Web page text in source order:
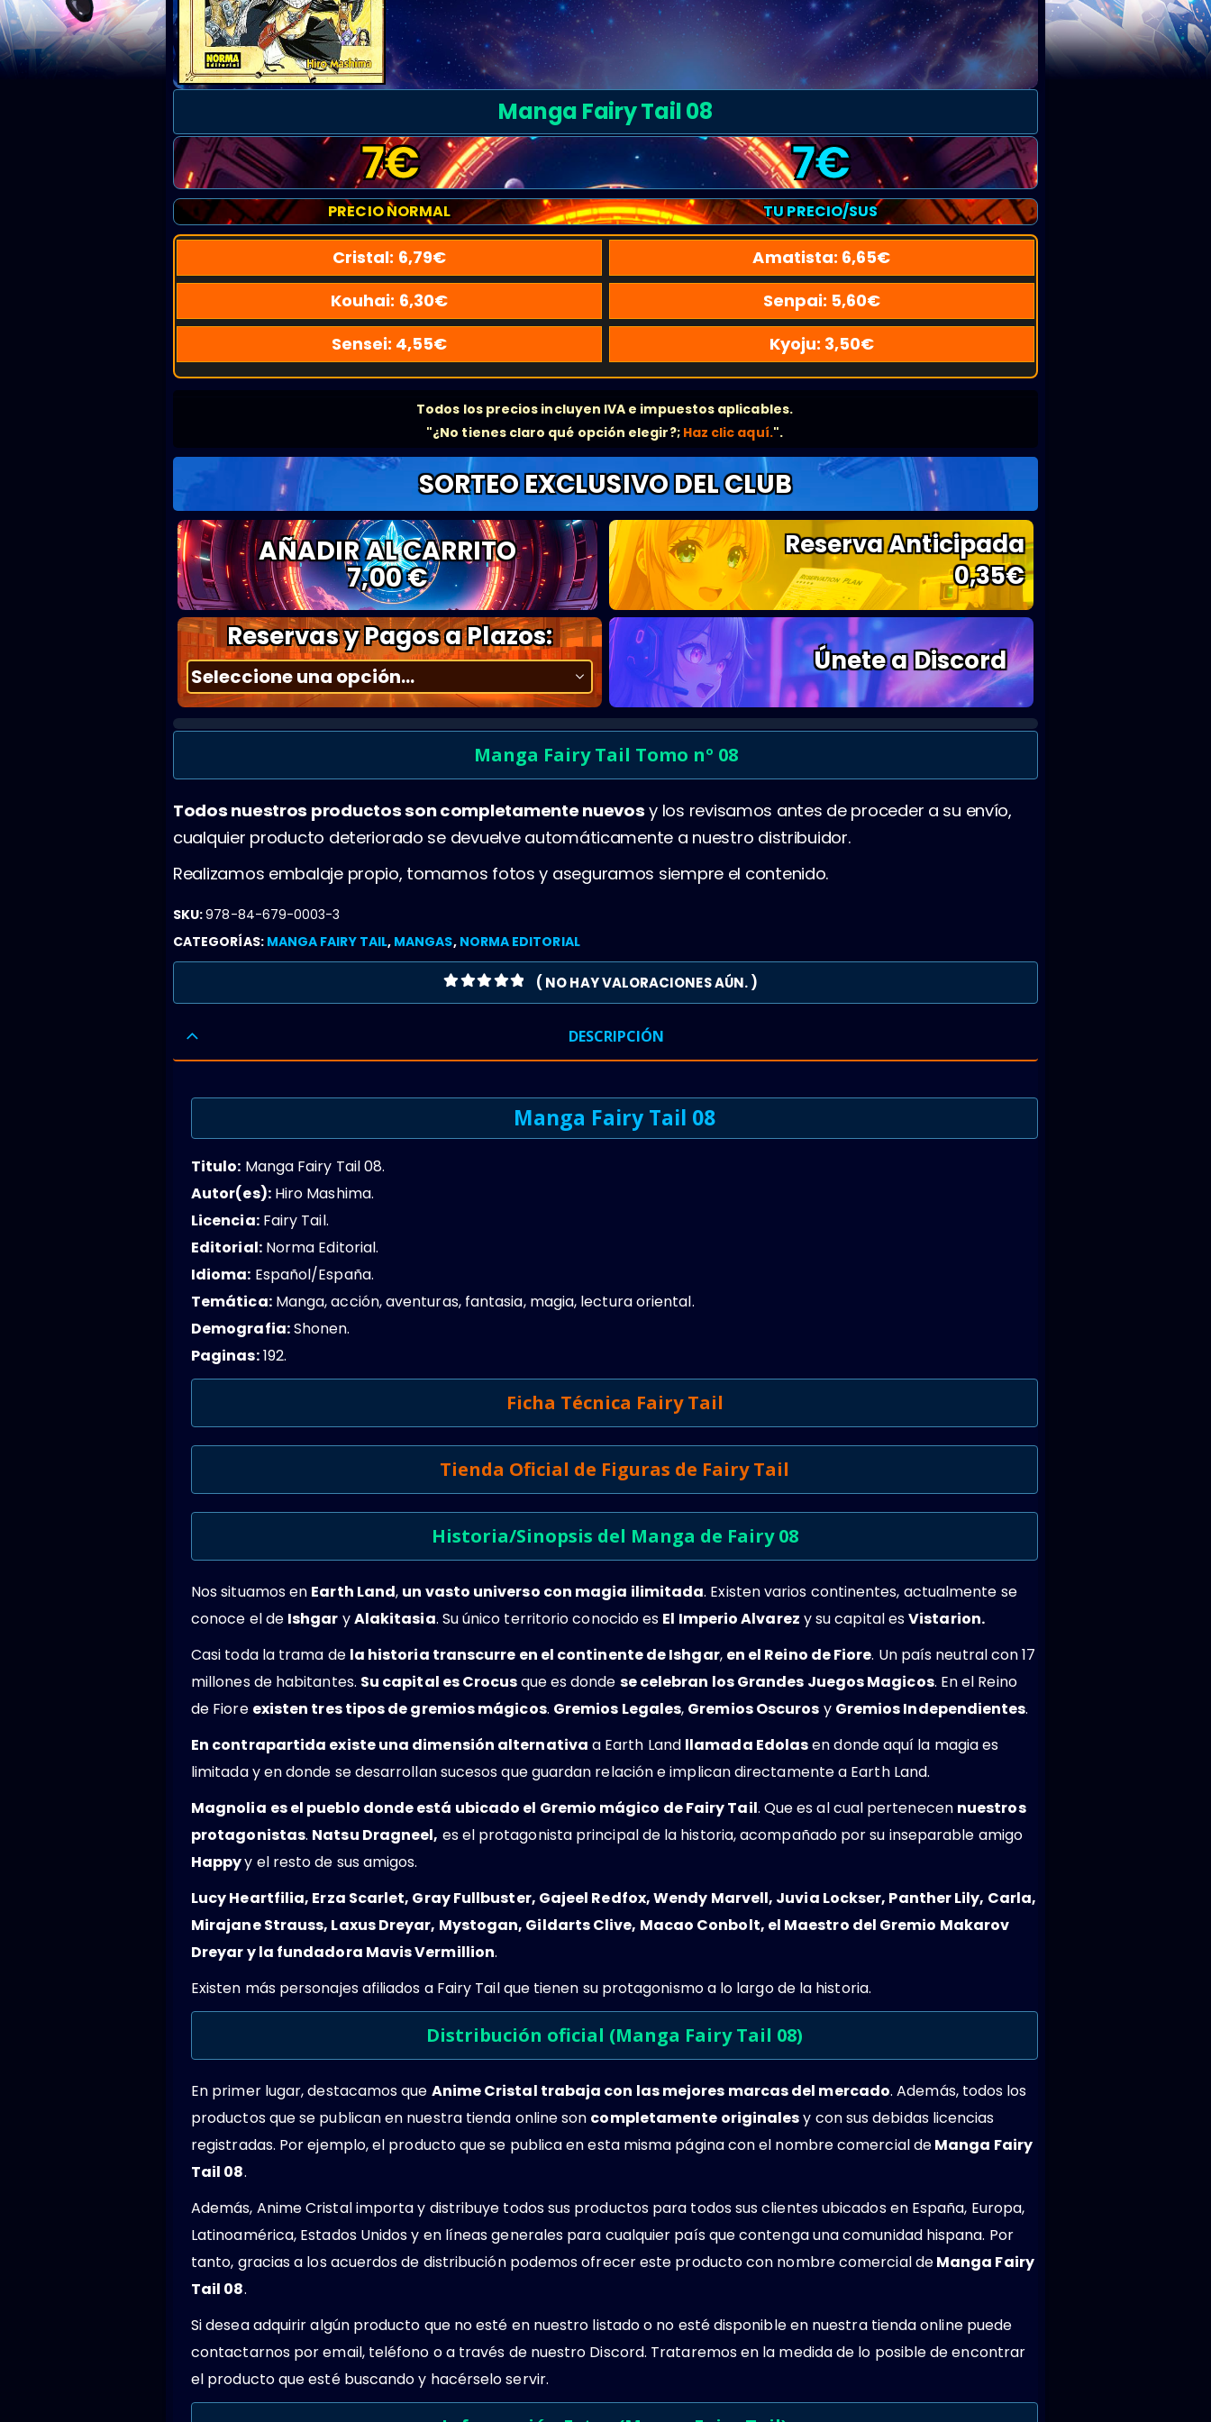
Manga Fairy Tail 08
7€ 7€
PRECIO NORMAL TU PRECIO/SUS
Cristal: 6,79€ Amatista: 6,65€
Kouhai: 6,30€ Senpai: 5,60€
Sensei: 4,55€ Kyoju: 3,50€
Todos los precios incluyen IVA e impuestos aplicables.
"¿No tienes claro qué opción elegir?; Haz clic aquí.".
SORTEO EXCLUSIVO DEL CLUB
AÑADIR AL CARRITO
7,00 €
Reserva Anticipada
0,35€
Reservas y Pagos a Plazos:
Únete a Discord
Manga Fairy Tail Tomo nº 08
Todos nuestros productos son completamente nuevosy los revisamos antes de proceder a su envío,
cualquier producto deteriorado se devuelve automáticamente a nuestro distribuidor.
Realizamos embalaje propio, tomamos fotos y aseguramos siempre el contenido.
SKU:978-84-679-0003-3
CATEGORÍAS: MANGA FAIRY TAIL, MANGAS, NORMA EDITORIAL
( NO HAY VALORACIONES AÚN. )
DESCRIPCIÓN
Manga Fairy Tail 08
Titulo: Manga Fairy Tail 08.
Autor(es):Hiro Mashima.
Licencia:Fairy Tail.
Editorial:Norma Editorial.
Idioma: Español/España.
Temática:Manga, acción, aventuras, fantasia, magia, lectura oriental.
Demografia:Shonen.
Paginas:192.
Ficha Técnica Fairy Tail
Tienda Oficial de Figuras de Fairy Tail
Historia/Sinopsis del Manga de Fairy 08
Nos situamos en Earth Land, un vasto universo con magia ilimitada. Existen varios continentes, actualmente se
conoce el de Ishgar yAlakitasia. Su único territorio conocido es El Imperio Alvarez y su capital esVistarion.
Casi toda la trama de la historia transcurre en el continente de Ishgar, en el Reino de Fiore. Un país neutral con 17
millones de habitantes. Su capital es Crocusque es donde se celebran los Grandes Juegos Magicos. En el Reino
de Fiore existen tres tipos de gremios mágicos. Gremios Legales, Gremios Oscuros y Gremios Independientes.
En contrapartida existe una dimensión alternativa a Earth Land llamada Edolasen donde aquí la magia es
limitada y en donde se desarrollan sucesos que guardan relación e implican directamente a Earth Land.
Magnolia es el pueblo donde está ubicado el Gremio mágico de Fairy Tail. Que es al cual pertenecen nuestros
protagonistas. Natsu Dragneel, es el protagonista principal de la historia, acompañado por su inseparable amigo
Happyy el resto de sus amigos.
Lucy Heartfilia, Erza Scarlet, Gray Fullbuster, Gajeel Redfox, Wendy Marvell, Juvia Lockser, Panther Lily, Carla,
Mirajane Strauss, Laxus Dreyar, Mystogan, Gildarts Clive, Macao Conbolt, el Maestro del Gremio Makarov
Dreyar y la fundadora Mavis Vermillion.
Existen más personajes afiliados a Fairy Tail que tienen su protagonismo a lo largo de la historia.
Distribución oficial (Manga Fairy Tail 08)
En primer lugar, destacamos que Anime Cristal trabaja con las mejores marcas del mercado. Además, todos los
productos que se publican en nuestra tienda online son completamente originalesy con sus debidas licencias
registradas. Por ejemplo, el producto que se publica en esta misma página con el nombre comercial deManga Fairy
Tail 08.
Además, Anime Cristal importa y distribuye todos sus productos para todos sus clientes ubicados en España, Europa,
Latinoamérica, Estados Unidos y en líneas generales para cualquier país que contenga una comunidad hispana. Por
tanto, gracias a los acuerdos de distribución podemos ofrecer este producto con nombre comercial deManga Fairy
Tail 08.
Si desea adquirir algún producto que no esté en nuestro listado o no esté disponible en nuestra tienda online puede
contactarnos por email, teléfono o a través de nuestro Discord. Trataremos en la medida de lo posible de encontrar
el producto que esté buscando y hacérselo servir.